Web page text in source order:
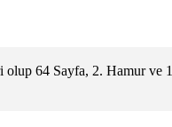
64 Sayfa, 2. Hamur ve